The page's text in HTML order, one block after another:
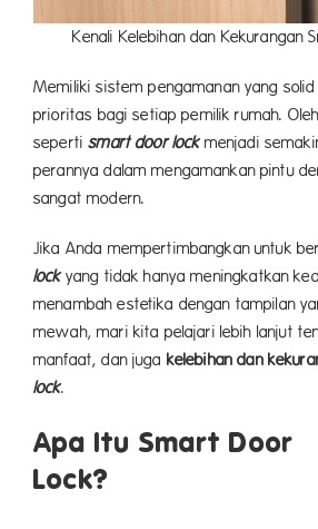
Kenali Kelebihan dan Kekurangan
Memiliki sistem pengamanan yang
prioritas bagi setiap pemilik rumah.
sepertismart door lockmenjadi
perannya dalam mengamankan pintu
sangat modern.
Jika Anda mempertimbangkan untuk
lockyang tidak hanya meningkatkan
menambah estetika dengan tampilan
mewah, mari kita pelajari lebih lanjut
manfaat, dan juga kelebihan dan
lock.
Apa Itu Smart Door